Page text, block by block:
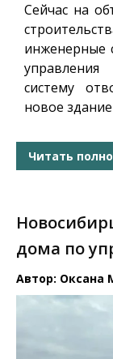
Сейчас на
инженерные
систему
новое
Читать
дома по
Автор: Оксана